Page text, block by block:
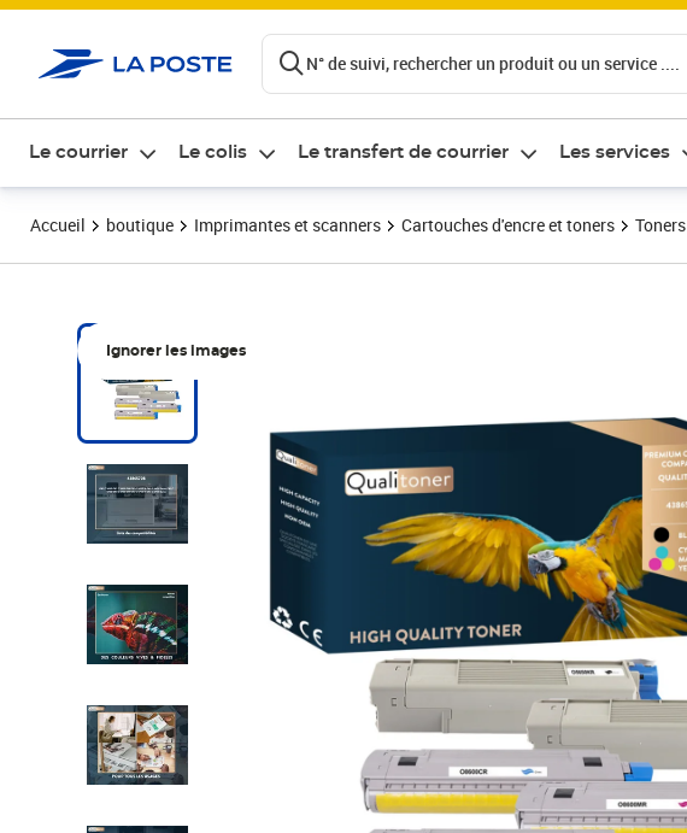
N° de suivi, rechercher un produit ou un service ....
Le courrier Le colis Le transfert de courrier Les services
Accueil boutique Imprimantes et scanners Cartouches d'encre et toners Toners
Ignorer les images